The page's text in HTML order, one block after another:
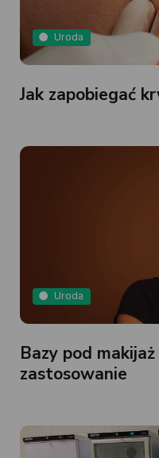
Uroda
Jak zapobiegać
Uroda
Bazy pod
zastosowanie